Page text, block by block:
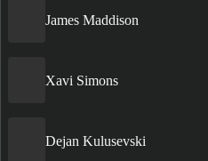
James Maddison
Xavi Simons
Dejan Kulusevski